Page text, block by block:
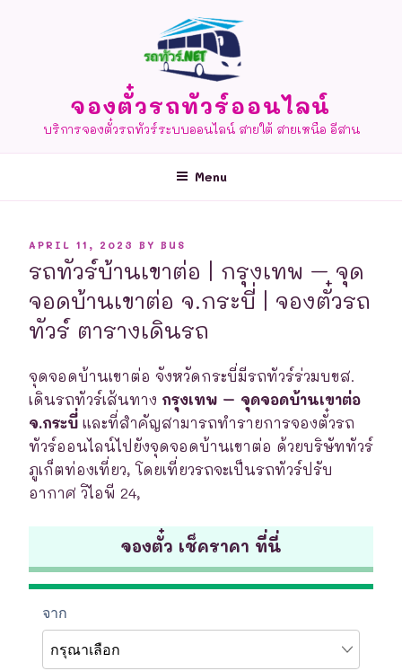
จองตั๋วรถทัวร์ออนไลน์
บริการจองตั๋วรถทัวร์ระบบออนไลน์ สายใต้ สายเหนือ อีสาน
Menu
POSTED
APRIL 11, 2023 BY BUS
รถทัวร์บ้านเขาต่อ | กรุงเทพ – จุด
จอดบ้านเขาต่อ จ.กระบี่ | จองตั๋วรถ
ทัวร์ ตารางเดินรถ
จุดจอดบ้านเขาต่อ จังหวัดกระบี่มีรถทัวร์ร่วมบขส.
เดินรถทัวร์เส้นทาง กรุงเทพ – จุดจอดบ้านเขาต่อ
จ.กระบี่ และที่สำคัญสามารถทำรายการจองตั๋วรถ
ทัวร์ออนไลน์ไปยังจุดจอดบ้านเขาต่อ ด้วยบริษัททัวร์
ภูเก็ตท่องเที่ยว, โดยเที่ยวรถจะเป็นรถทัวร์ปรับ
อากาศ วิไอพี 24,
จองตั๋ว เช็คราคา ที่นี่